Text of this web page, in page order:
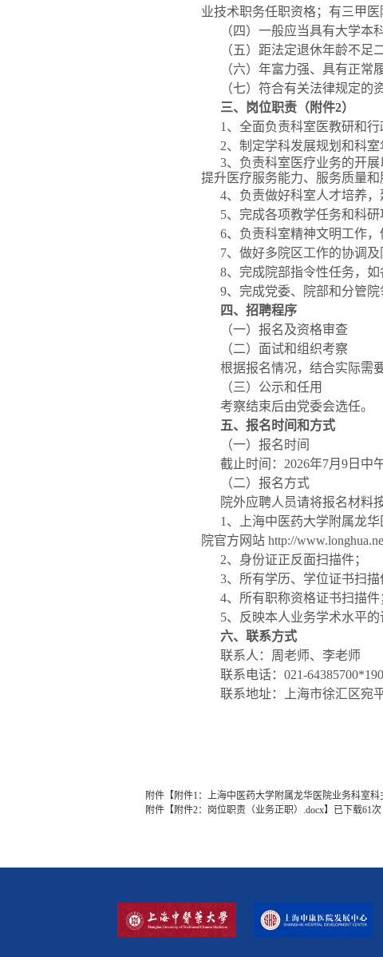
业技术职务任职资格；有三甲
（四）一般应当具有大学本
（五）距法定退休年龄不足
（六）年富力强、具有正常
（七）符合有关法律规定的
三、岗位职责（附件2）
1、全面负责科室医教研和
2、制定学科发展规划和科
3、负责科室医疗业务的开
提升医疗服务能力、服务质量和
4、负责做好科室人才培养
5、完成各项教学任务和科研
6、负责科室精神文明工作，
7、做好多院区工作的协调及
8、完成院部指令性任务，
9、完成党委、院部和分管院
四、招聘程序
（一）报名及资格审查
（二）面试和组织考察
根据报名情况，结合实际需
（三）公示和任用
考察结束后由党委会选任。
五、报名时间和方式
（一）报名时间
截止时间：2026年7月9日中
（二）报名方式
院外应聘人员请将报名材料
1、上海中医药大学附属龙
院官方网站 http://
2、身份证正反面扫描件；
3、所有学历、学位证书扫描
4、所有职称资格证书扫描件
5、反映本人业务学术水平的
六、联系方式
联系人：周老师、李老师
联系电话：021-
联系地址：上海市徐汇区宛
附件【附件1：上海中医药大学附属龙华医院业务科室
附件【附件2：岗位职责（业务正职）.docx】已下载61次